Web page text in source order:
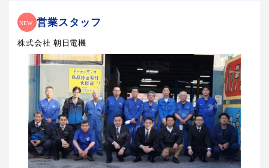
営業スタッフ
株式会社 朝日電機